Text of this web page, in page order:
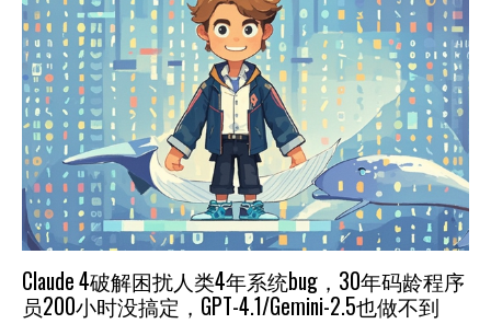
Claude 4破解困扰人类4年系统bug，30年码龄程序
员200小时没搞定，GPT-4.1/Gemini-2.5也做不到